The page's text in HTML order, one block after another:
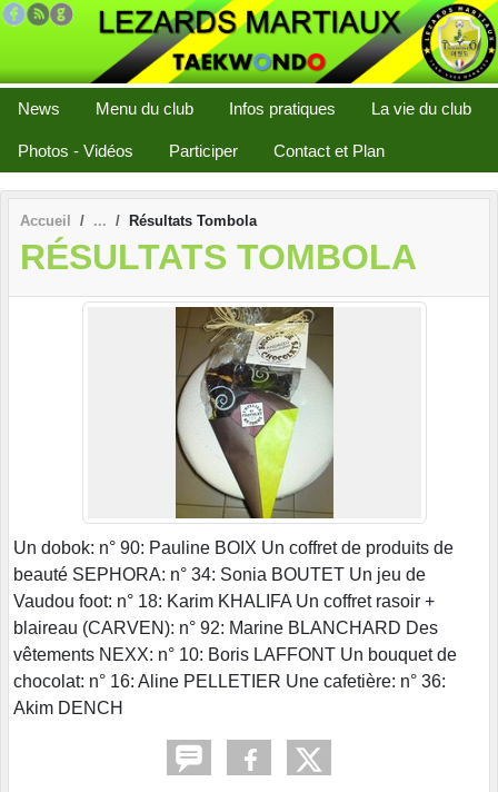
News Menu du club Infos pratiques La vie du club
Photos - Vidéos Participer Contact et Plan
Accueil Résultats Tombola
RÉSULTATS TOMBOLA
Un dobok: n° 90: Pauline BOIX Un coffret de produits de
beauté SEPHORA: n° 34: Sonia BOUTET Un jeu de
Vaudou foot: n° 18: Karim KHALIFA Un coffret rasoir +
blaireau (CARVEN): n° 92: Marine BLANCHARD Des
vêtements NEXX: n° 10: Boris LAFFONT Un bouquet de
chocolat: n° 16: Aline PELLETIER Une cafetière: n° 36:
Akim DENCH
Panneau de gestion des cookies